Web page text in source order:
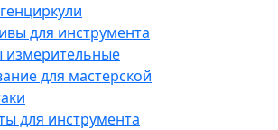
для инструмента
для мастерской
для инструмента